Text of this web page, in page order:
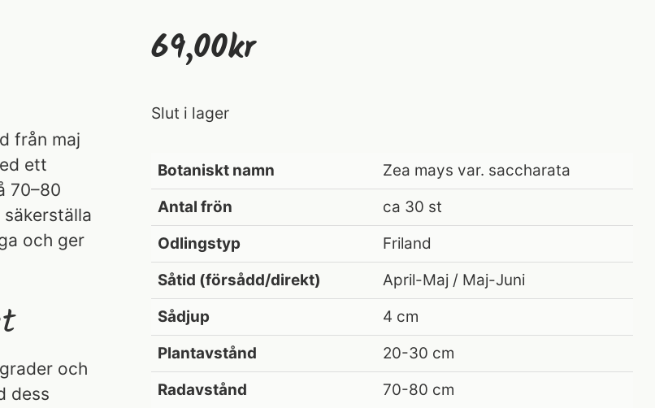
från maj
ett
70–80
och ger
och
dess
69,00Kr
Slut i lager
Botaniskt namn
Zea mays var. saccharata
Antal frön
ca 30 st
Odlingstyp
Friland
Såtid (försådd/direkt)
April-Maj / Maj-Juni
Sådjup
4 cm
Plantavstånd
20-30 cm
Radavstånd
70-80 cm